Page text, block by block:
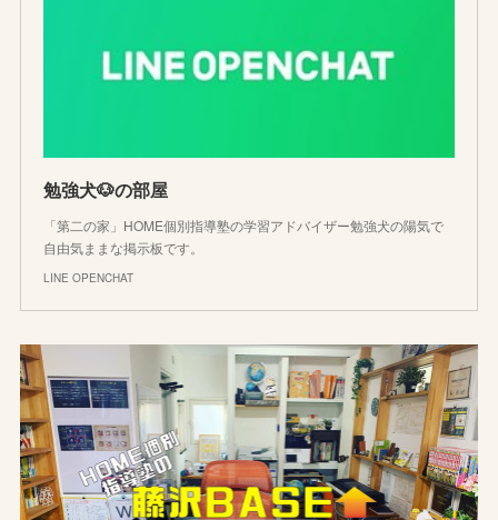
勉強犬🐶の部屋
「第二の家」HOME個別指導塾の学習アドバイザー勉強犬の陽気で
自由気ままな掲示板です。
LINE OPENCHAT